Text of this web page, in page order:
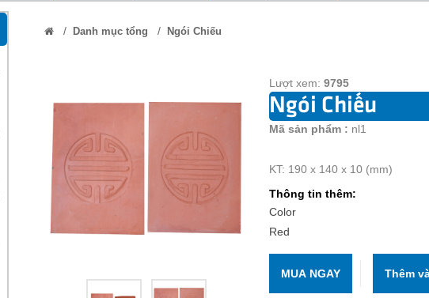
/ Danh mục tổng / Ngói Chiếu
Lượt xem: 9795
Ngói Chiếu
Mã sản phẩm : nl1
KT: 190 x 140 x 10 (mm)
Thông tin thêm:
Color
Red
MUA NGAY